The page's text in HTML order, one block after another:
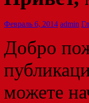
Февраль 6, 2014 admin
Добро
можете